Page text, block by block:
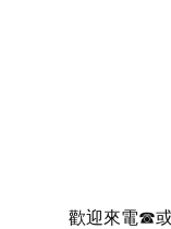
歡迎來電☎